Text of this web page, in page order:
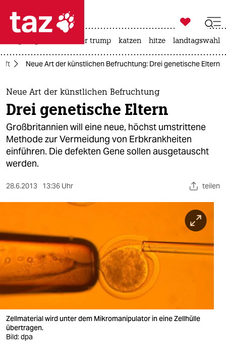
 taz zahl ich
taz zahl ich
themen
politik
öko
gesellschaft
kultur
sport
berlin
nord
wahrheit
verlag
verlag
veranstaltungen

taz zahl ich
usa unter trump katzen hitze landtagswahl
Neue Art der künstlichen Befruchtung: Drei genetische Eltern
Neue Art der künstlichen Befruchtung
Drei genetische Eltern
Großbritannien will eine neue, höchst umstrittene
Methode zur Vermeidung von Erbkrankheiten
einführen. Die defekten Gene sollen ausgetauscht
werden.
28.6.2013 13:36 Uhr teilen
Zellmaterial wird unter dem Mikromanipulator in eine Zellhülle
übertragen.
Bild: dpa